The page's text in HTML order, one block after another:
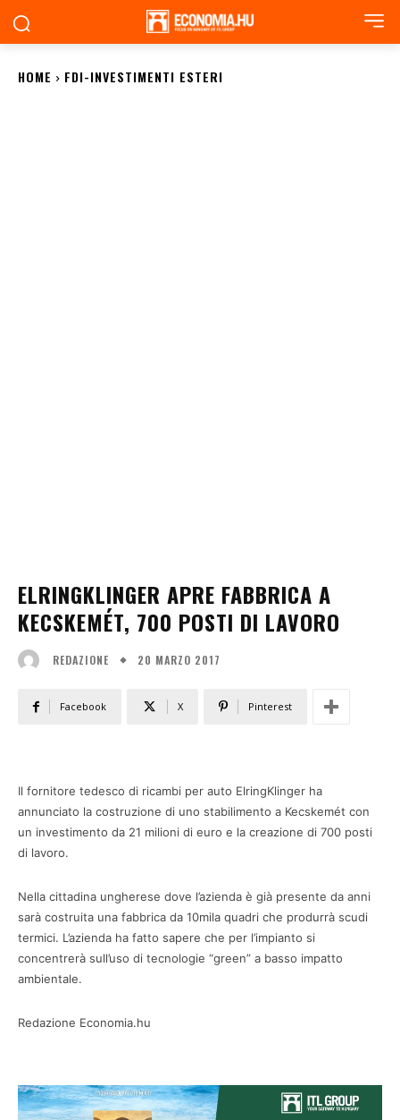
HOME FDI-INVESTIMENTI ESTERI
ELRINGKLINGER APRE FABBRICA A
KECSKEMÉT, 700 POSTI DI LAVORO
REDAZIONE 20 MARZO 2017
Facebook X Pinterest
Il fornitore tedesco di ricambi per auto ElringKlinger ha
annunciato la costruzione di uno stabilimento a Kecskemét con
un investimento da 21 milioni di euro e la creazione di 700 posti
di lavoro.
Nella cittadina ungherese dove l’azienda è già presente da anni
sarà costruita una fabbrica da 10mila quadri che produrrà scudi
termici. L’azienda ha fatto sapere che per l’impianto si
concentrerà sull’uso di tecnologie “green” a basso impatto
ambientale.
Redazione Economia.hu